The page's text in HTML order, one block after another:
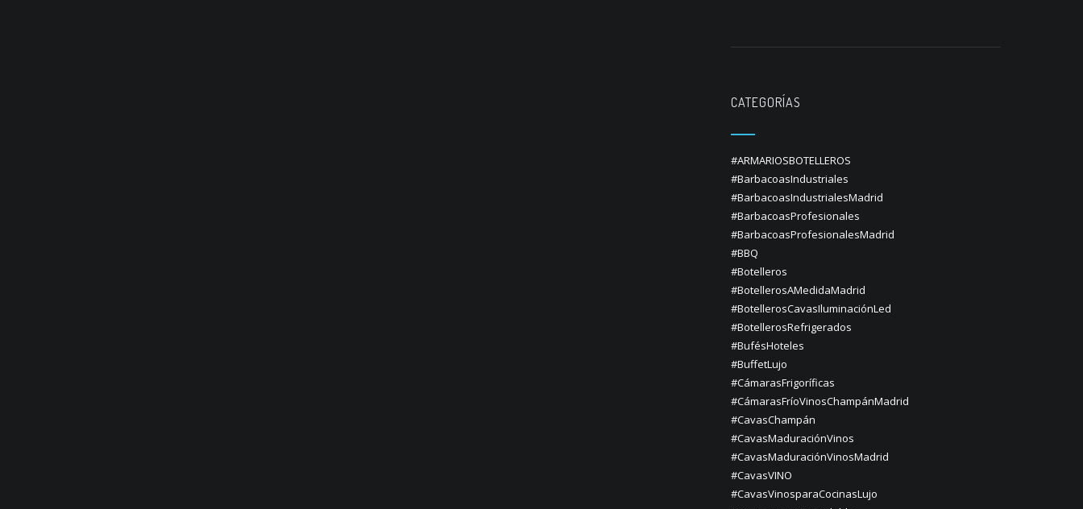
CATEGORÍAS
#ARMARIOSBOTELLEROS
#BarbacoasIndustriales
#BarbacoasIndustrialesMadrid
#BarbacoasProfesionales
#BarbacoasProfesionalesMadrid
#BBQ
#Botelleros
#BotellerosAMedidaMadrid
#BotellerosCavasIluminaciónLed
#BotellerosRefrigerados
#BufésHoteles
#BuffetLujo
#CámarasFrigoríficas
#CámarasFríoVinosChampánMadrid
#CavasChampán
#CavasMaduraciónVinos
#CavasMaduraciónVinosMadrid
#CavasVINO
#CavasVinosparaCocinasLujo